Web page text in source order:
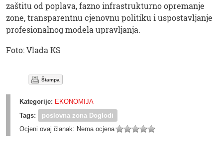
zaštitu od poplava, fazno infrastrukturno opremanje
zone, transparentnu cjenovnu politiku i uspostavljanje
profesionalnog modela upravljanja.
Foto: Vlada KS
Štampa
Kategorije: EKONOMIJA
Tags:
poslovna zona Doglodi
Ocjeni ovaj članak: Nema ocjena